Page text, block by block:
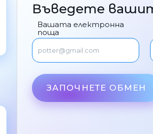
Въведете
Вашата електронна
поща
ЗАПОЧНЕТЕ ОБМЕН